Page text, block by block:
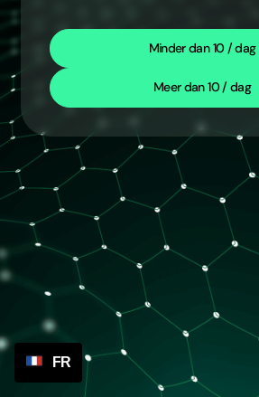
Minder dan 10 / dag
Meer dan 10 / dag
FR